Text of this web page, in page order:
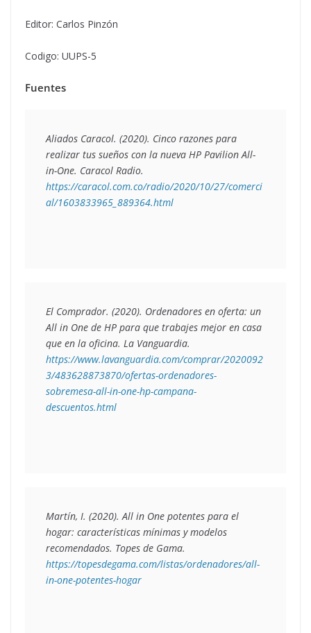
Editor: Carlos Pinzón
Codigo: UUPS-5
Fuentes
Aliados Caracol. (2020). Cinco razones para
realizar tus sueños con la nueva HP Pavilion All-
in-One
https://caracol.com.co/radio/2020/10/27/comerci
al/1603833965_889364.html
El Comprador. (2020). Ordenadores en oferta: un
All in One de HP para que trabajes mejor en casa
que en la oficina
https://www.lavanguardia.com/comprar/2020092
3/483628873870/ofertas-ordenadores-
sobremesa-all-in-one-hp-campana-
descuentos.html
Martín, I. (2020). All in One potentes para el
hogar: características mínimas y modelos
recomendados
https://topesdegama.com/listas/ordenadores/all-
in-one-potentes-hogar